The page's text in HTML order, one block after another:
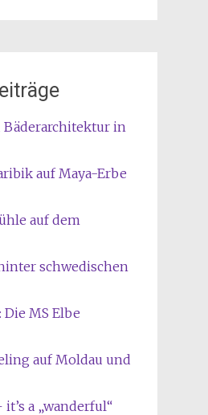
Bäderarchitektur in
auf Maya-Erbe
auf dem
schwedischen
MS Elbe
auf Moldau und
a „wanderful“